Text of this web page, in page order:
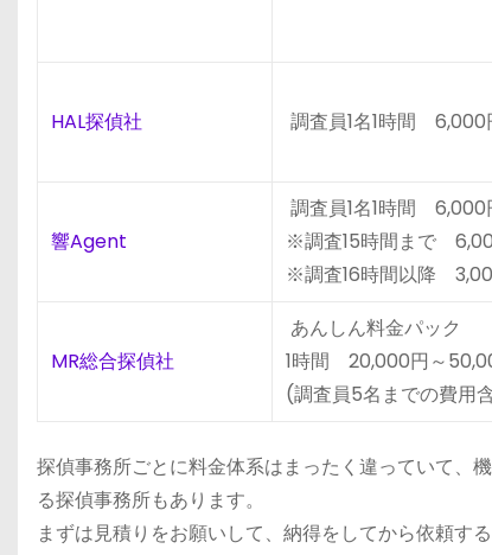
HAL探偵社 調査員1名1時間 6,000
響Agent
調査員1名1時間 6,000
※調査15時間まで
※調査16時間以降
MR総合探偵社
あんしん料金パック
1時間 20,000円～
(調査員5名までの費用
探偵事務所ごとに料金体系はまったく違っていて、
る探偵事務所もあります。
まずは見積りをお願いして、納得をしてから依頼する